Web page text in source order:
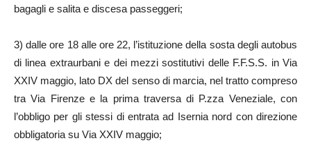
bagagli e salita e discesa passeggeri;
3) dalle ore 18 alle ore 22, l’istituzione della sosta degli autobus
di linea extraurbani e dei mezzi sostitutivi delle F.F.S.S. in Via
XXIV maggio, lato DX del senso di marcia, nel tratto compreso
tra Via Firenze e la prima traversa di P.zza Veneziale, con
l’obbligo per gli stessi di entrata ad Isernia nord con direzione
obbligatoria su Via XXIV maggio;